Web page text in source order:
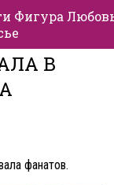
Фигура
В
фанатов.